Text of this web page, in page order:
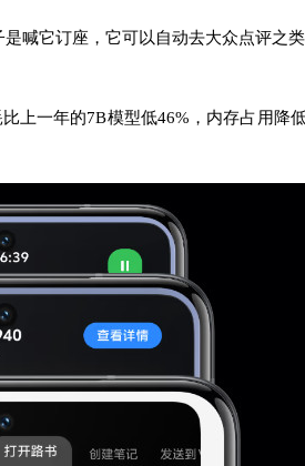
喊它订座，它可以自动去大众点评之
比上一年的7B模型低46%，内存占用降